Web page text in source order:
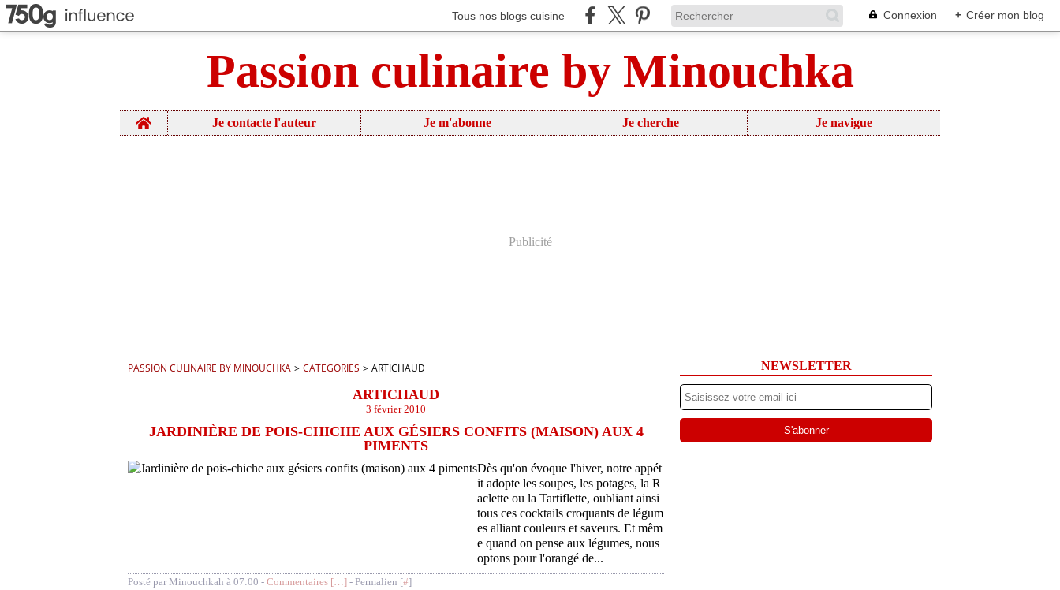
Tous nos blogs cuisine Connexion + Créer mon blog
Passion culinaire by Minouchka
Home Je contacte l'auteur Je m'abonne Je cherche Je navigue
Publicité
PASSION CULINAIRE BY MINOUCHKA > CATEGORIES > ARTICHAUD
ARTICHAUD
3 février 2010
JARDINIÈRE DE POIS-CHICHE AUX GÉSIERS CONFITS (MAISON) AUX 4
PIMENTS
Dès qu'on évoque l'hiver, notre appét
it adopte les soupes, les potages, la R
aclette ou la Tartiflette, oubliant ainsi
tous ces cocktails croquants de légum
es alliant couleurs et saveurs. Et mêm
e quand on pense aux légumes, nous
optons pour l'orangé de...
Posté par Minouchkah à 07:00 - Commentaires […] - Permalien [#]
NEWSLETTER